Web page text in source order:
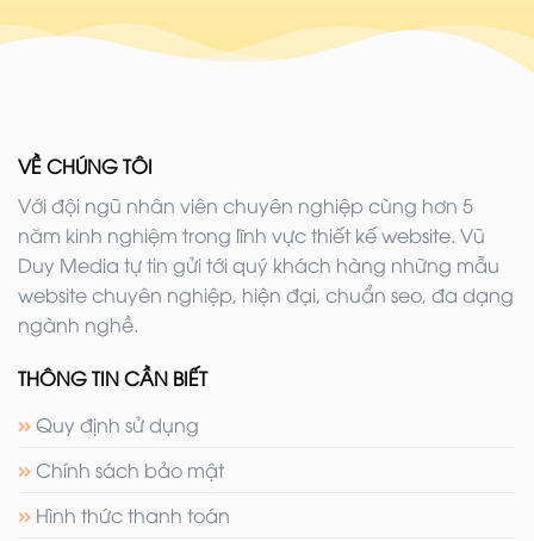
VỀ CHÚNG TÔI
Với đội ngũ nhân viên chuyên nghiệp cùng hơn 5
năm kinh nghiệm trong lĩnh vực thiết kế website. Vũ
Duy Media tự tin gửi tới quý khách hàng những mẫu
website chuyên nghiệp, hiện đại, chuẩn seo, đa dạng
ngành nghề.
THÔNG TIN CẦN BIẾT
Quy định sử dụng
Chính sách bảo mật
Hình thức thanh toán